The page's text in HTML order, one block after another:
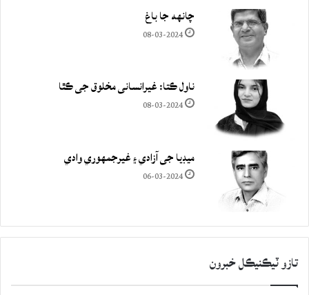
چانهه جا باغ
08-03-2024
ناول ڪتا: غيرانساني مخلوق جي ڪٿا
08-03-2024
ميڊيا جي آزادي ۽ غيرجمھوري وادي
06-03-2024
تازو ٽيڪنيڪل خبرون